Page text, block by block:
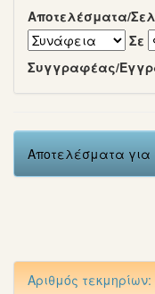
Αποτελέσματα/
Σε
Συγγραφέας/
Αποτελέσματα για
Αριθμός τεκμηρίων: